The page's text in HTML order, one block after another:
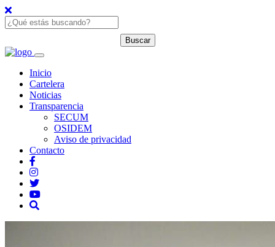
Inicio
Cartelera
Noticias
Transparencia
SECUM
OSIDEM
Aviso de privacidad
Contacto